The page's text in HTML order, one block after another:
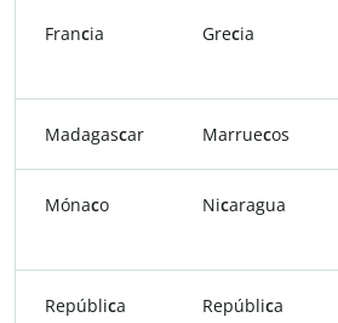
Francia Grecia
Madagascar Marruecos
Mónaco Nicaragua
República
República